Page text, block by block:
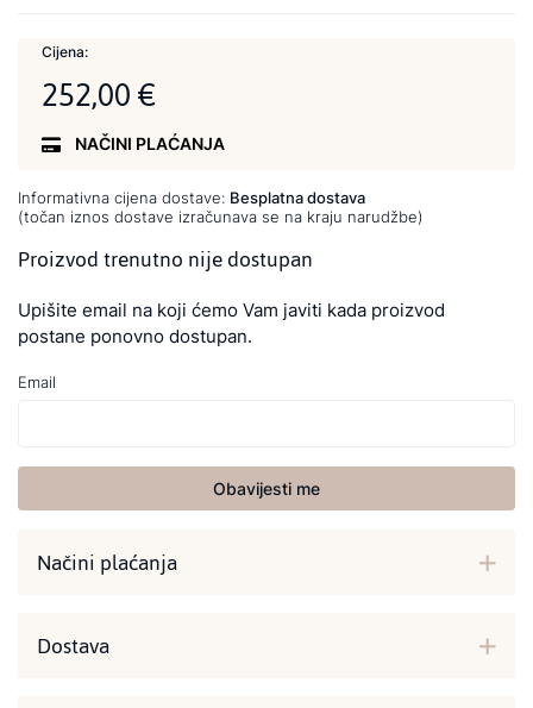
Cijena:
252,00 €
NAČINI PLAĆANJA
Informativna cijena dostave: Besplatna dostava
(točan iznos dostave izračunava se na kraju narudžbe)
Proizvod trenutno nije dostupan
Upišite email na koji ćemo Vam javiti kada proizvod
postane ponovno dostupan.
Email
Obavijesti me
Načini plaćanja
Dostava